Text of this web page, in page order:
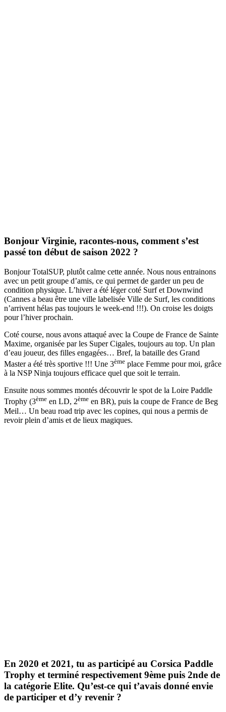
Bonjour Virginie, racontes-nous, comment s’est
passé ton début de saison 2022 ?
Bonjour TotalSUP, plutôt calme cette année. Nous nous entrainons
avec un petit groupe d’amis, ce qui permet de garder un peu de
condition physique. L’hiver a été léger coté Surf et Downwind
(Cannes a beau être une ville labelisée Ville de Surf, les conditions
n’arrivent hélas pas toujours le week-end !!!). On croise les doigts
pour l’hiver prochain.
Coté course, nous avons attaqué avec la Coupe de France de Sainte
Maxime, organisée par les Super Cigales, toujours au top. Un plan
d’eau joueur, des filles engagées… Bref, la bataille des Grand
Master a été très sportive !!! Une 3ème place Femme pour moi, grâce
à la NSP Ninja toujours efficace quel que soit le terrain.
Ensuite nous sommes montés découvrir le spot de la Loire Paddle
Trophy (3ème en LD, 2ème en BR), puis la coupe de France de Beg
Meil… Un beau road trip avec les copines, qui nous a permis de
revoir plein d’amis et de lieux magiques.
En 2020 et 2021, tu as participé au Corsica Paddle
Trophy et terminé respectivement 9ème puis 2nde de
la catégorie Elite. Qu’est-ce qui t’avais donné envie
de participer et d’y revenir ?